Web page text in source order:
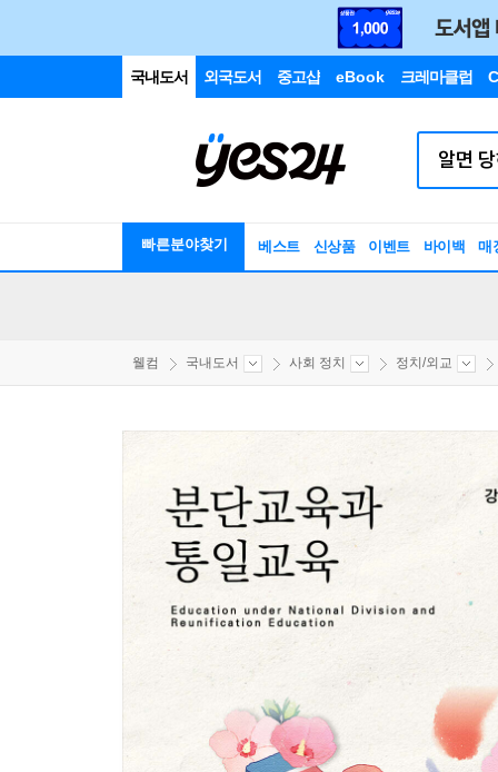
국내도서 외국도서 중고샵 eBook 크레마클럽
빠른분야찾기 베스트 신상품 이벤트 바이백 매
웰컴 국내도서 사회 정치 정치/외교